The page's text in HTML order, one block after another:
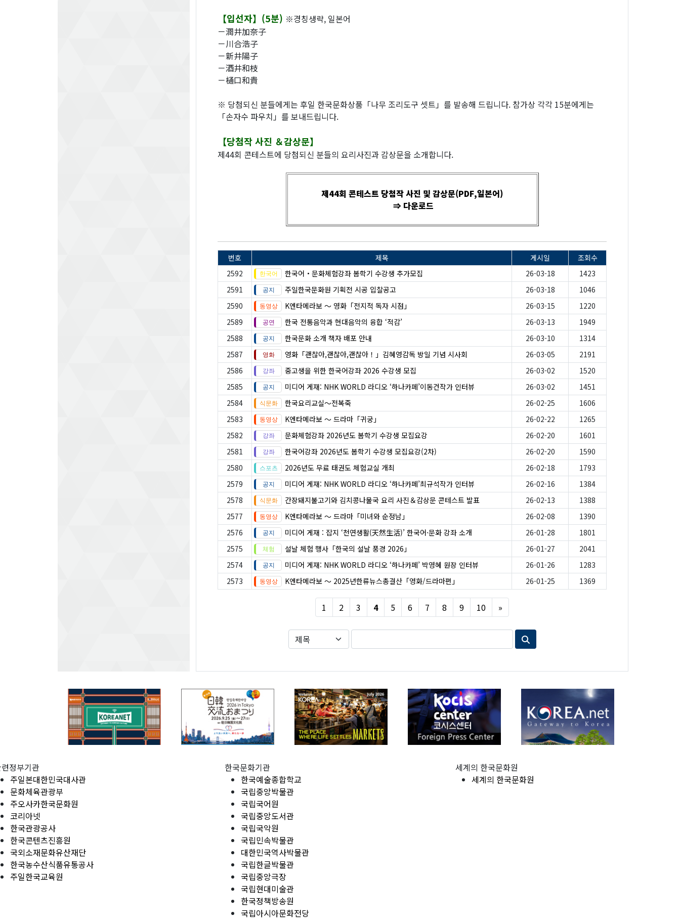
【입선자】(5분) ※경칭생략, 일본어
－潤井加奈子
－川合浩子
－新井陽子
－酒井和枝
－樋口和貴
※ 당첨되신 분들에게는 후일 한국문화상품「나무 조리도구 셋트」를 발송해 드립니다. 참가상 각각 15분에게는
「손자수 파우치」를 보내드립니다.
【당첨작 사진 ＆감상문】
제44회 콘테스트에 당첨되신 분들의 요리사진과 감상문을 소개합니다.
제44회 콘테스트 당첨작 사진 및 감상문(PDF,일본어)
⇒ 다운로드
번호 제목 게시일
조회수
2592
한국어・문화체험강좌 봄학기 수강생 추가모집 26-03-18
1423
2591
주일한국문화원 기획전 시공 입찰공고 26-03-18
1046
2590
K엔타메라보 ～ 영화「전지적 독자 시점」 26-03-15
1220
2589
한국 전통음악과 현대음악의 융합 ‘적감’ 26-03-13
1949
2588
한국문화 소개 책자 배포 안내 26-03-10
1314
2587
영화「괜찮아,괜찮아,괜찮아！」김혜영감독 방일 기념 시사회 26-03-05
2191
2586
중고생을 위한 한국어강좌 2026 수강생 모집 26-03-02
1520
2585
미디어 게재: NHK WORLD 라디오 ‘하나카페’이동건작가 인터뷰 26-03-02
1451
2584
한국요리교실〜전복죽 26-02-25
1606
2583
K엔타메라보 ～ 드라마「귀궁」 26-02-22
1265
2582
문화체험강좌 2026년도 봄학기 수강생 모집요강 26-02-20
1601
2581
한국어강좌 2026년도 봄학기 수강생 모집요강(2차) 26-02-20
1590
2580
2026년도 무료 태권도 체험교실 개최 26-02-18
1793
2579
미디어 게재: NHK WORLD 라디오 ‘하나카페’최규석작가 인터뷰 26-02-16
1384
2578
간장돼지불고기와 김치콩나물국 요리 사진＆감상문 콘테스트 발표 26-02-13
1388
2577
K엔타메라보 ～ 드라마「미녀와 순정남」 26-02-08
1390
2576
미디어 게재 : 잡지 ‘천연생활(天然生活)’ 한국어·문화 강좌 소개 26-01-28
1801
2575
설날 체험 행사「한국의 설날 풍경 2026」 26-01-27
2041
2574
미디어 게재: NHK WORLD 라디오 ‘하나카페’ 박영혜 원장 인터뷰 26-01-26
1283
2573
K엔타메라보 ～ 2025년한류뉴스총결산「영화/드라마편」 26-01-25 1369
1 2 3 4 5 6 7 8 9 10 »
정부기관
주일본대한민국대사관
문화체육관광부
주오사카한국문화원
코리아넷
한국관광공사
한국콘텐츠진흥원
국외소재문화유산재단
한국농수산식품유통공사
주일한국교육원
한국문화기관
한국예술종합학교
국립중앙박물관
국립국어원
국립중앙도서관
국립국악원
국립민속박물관
대한민국역사박물관
국립한글박물관
국립중앙극장
국립현대미술관
한국정책방송원
국립아시아문화전당
세계의 한국문화원
세계의 한국문화원